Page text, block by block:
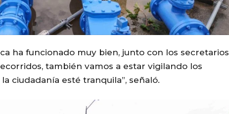
ha funcionado muy bien, junto con los secretarios
también vamos a estar vigilando los
ciudadanía esté tranquila”, señaló.